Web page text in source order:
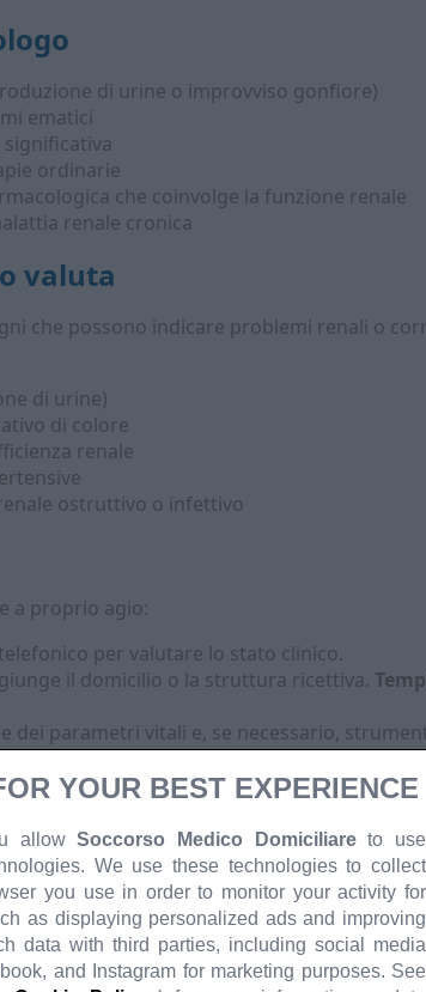
di urine o improvviso gonfiore)
ematici
ordinarie
che coinvolge la funzione renale
renale cronica
valuta
che possono indicare problemi renali o
di urine)
di colore
renale
ostruttivo o infettivo
a proprio agio:
per valutare lo stato clinico.
il domicilio o la struttura ricettiva.
dei parametri vitali e, se necessario,
esami ematochimici o urinari,
al medico curante se richiesto.
difficili o rischiosi.
renali o per controlli urgenti.Tempi
YOUR BEST EXPERIENCE
allow Soccorso Medico Domiciliare to use
We use these technologies to collect
you use in order to monitor your activity for
as displaying personalized ads and improving
data with third parties, including social media
and Instagram for marketing purposes. See